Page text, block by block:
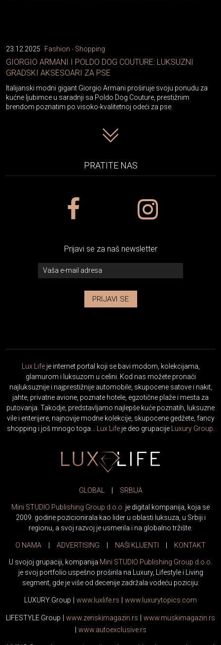
23.12.2025 Fashion - Shopping
GIORGIO ARMANI I POLDO DOG COUTURE: LUKSUZNI
GRADSKI AKSESOARI ZA PSE
Italijanski modni gigant Giorgio Armani proširuje svoju ponudu za
kućne ljubimce u saradnji sa Poldo Dog Couture, prestižnim
brendom poznatim po visoko-kvalitetnoj odeći za pse.
PRATITE NAS
Prijavi se za naš newsletter
PRIJAVI SE
Lux Lifeje internet portal koji se bavi modom, kolekcijama,
glamurom i luksuzom u celini. Kod nas možete pronaći
najluksuznije i najprestižnije automobile, skupocene satove i nakit,
jahte, privatne avione, poznate hotele, egzotične plaže i mesta za
putovanja. Takodje, predstavljamo najlepše kuće poznatih, luksuzne
vile i enterijere, najnovije modne kolekcije, skupocene gedžete, fancy
shopping i još mnogo toga…
Lux Lifeje deo grupacije Luxury Group
GLOBAL SRBIJA
Mini STUDIO Publishing Group d.o.o. je digital kompanija, koja se
2009. godine pozicionirala kao lider u oblasti luksuza, u Srbiji i
regionu, a svoj razvoj je usmerila i na globalno tržište.
O NAMA ADVERTISING NAŠI KLIJENTI KONTAKT
U svojoj grupaciji, kompanija Mini STUDIO Publishing Group d.o.o.
je svoj portfolio uspešno proširila na Luxury, Lifestyle i Living
segment, gde je više od decenije zadržala vodeću poziciju:
LUXURY Group www. luxlife.rs www. luxurytopics.com
LIFESTYLE Group www.zenskimagazin.rs www.muskimagazin.rs
www.autoexclusive.rs